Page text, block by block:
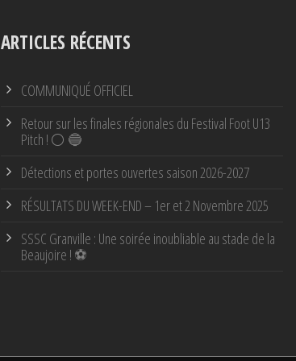
ARTICLES RÉCENTS
COMMUNIQUÉ OFFICIEL
Retour sur les finales régionales du Festival Foot U13
Pitch ! ⚪ 🔵
Détections et portes ouvertes saison 2026-2027
RÉSULTATS DU WEEK-END – 1er et 2 Novembre 2025
SSSC Granville : Une soirée inoubliable au stade de la
Beaujoire ! ⚽